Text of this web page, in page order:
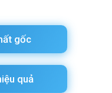
gốc
quả